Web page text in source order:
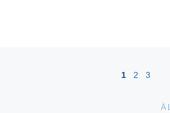
Beitragsnavigation
1 2 3